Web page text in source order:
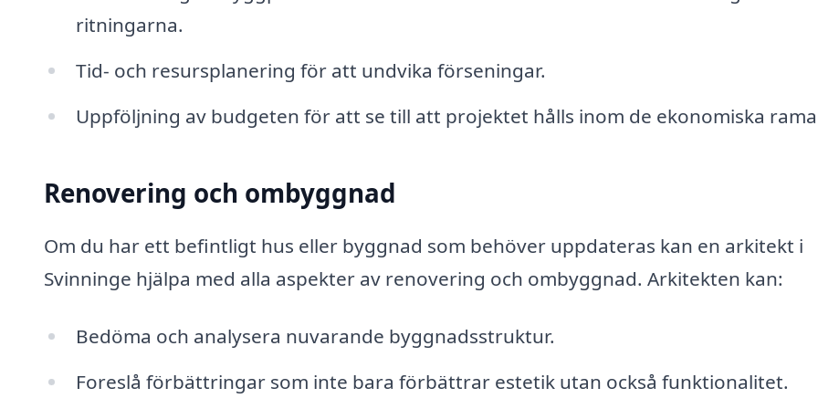
ritningarna.
Tid- och resursplanering för att undvika förseningar.
Uppföljning av budgeten för att se till att projektet hålls inom de ekonomiska
Renovering och ombyggnad
Om du har ett befintligt hus eller byggnad som behöver uppdateras kan en arkitekt i
Svinninge hjälpa med alla aspekter av renovering och ombyggnad. Arkitekten kan:
Bedöma och analysera nuvarande byggnadsstruktur.
Foreslå förbättringar som inte bara förbättrar estetik utan också funktionalitet.